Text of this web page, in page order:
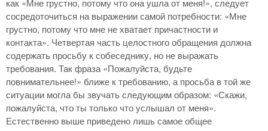
как «Мне грустно, потому что она ушла от меня!», следует
сосредоточиться на выражении самой потребности: «Мне
грустно, потому что мне не хватает причастности и
контакта». Четвертая часть целостного обращения должна
содержать просьбу к собеседнику, но не выражать
требования. Так фраза «Пожалуйста, будьте
повнимательнее!» ближе к требованию, а просьба в той же
ситуации могла бы звучать следующим образом: «Скажи,
пожалуйста, что ты только что услышал от меня».
Естественно выше приведено лишь самое общее